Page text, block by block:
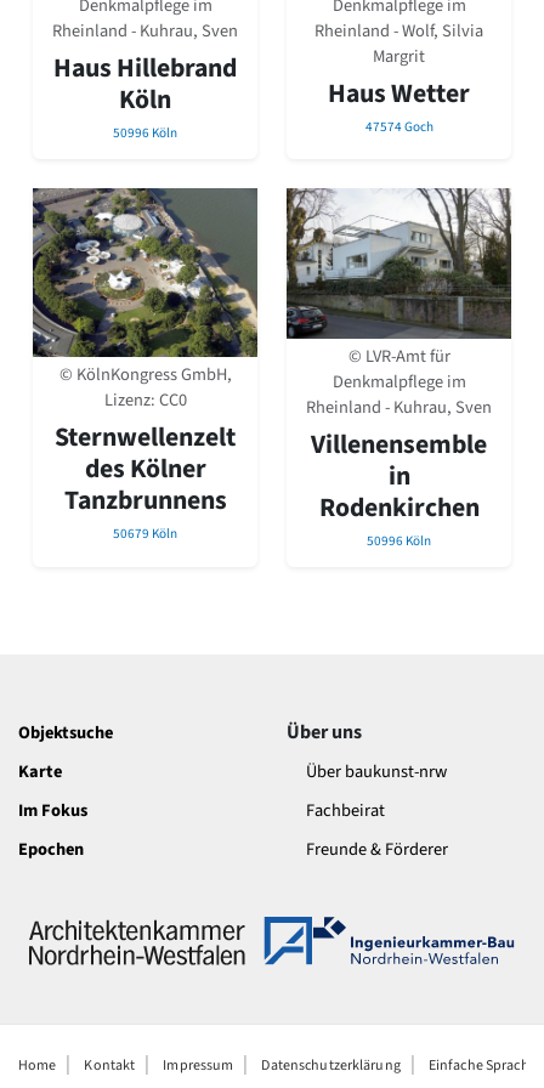
David Chipperfield
Harald Deilmann
Gottfried Böhm
Schneider von Esleben
Peter Behrens
Auszeichnung vorbildlicher Bauten NRW 2020
Epochen
Gesamtübersicht...
Gegenwart
Postmoderne
1950er-70er Jahre
Moderne
Reformarchitektur
Jugendstil
Historismus
Klassizismus
Barock
Renaissance
Freunde & Förderer
Kontakt
Datenschutz
Suchbegriff eingeben
Denkmalpflege im
Rheinland - Kuhrau, Sven
Haus Hillebrand
Köln
50996 Köln
Denkmalpflege im
Rheinland - Wolf, Silvia
Margrit
Haus Wetter
47574 Goch
© KölnKongress GmbH,
Lizenz:CC0
Sternwellenzelt
des Kölner
Tanzbrunnens
50679 Köln
© LVR-Amt für
Denkmalpflege im
Rheinland - Kuhrau, Sven
Villenensemble
in
Rodenkirchen
50996 Köln
Objektsuche
Karte
Im Fokus
Epochen
Über uns
Über baukunst-nrw
Fachbeirat
Freunde & Förderer
Home Kontakt Impressum Datenschutzerklärung Einfache Sprache